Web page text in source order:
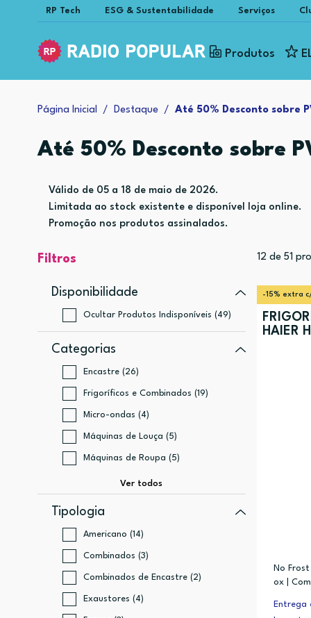
RP Tech ESG & Sustentabilidade Serviços
Produtos
Página Inicial Destaque Até 50% Desconto sobre
Até 50% Desconto sobre
Válido de 05 a 18 de maio de 2026.
Limitada ao stock existente e disponível loja online.
Promoção nos produtos assinalados.
Filtros
Disponibilidade
Ocultar Produtos Indisponíveis (49)
Categorias
Encastre (26)
Frigoríficos e Combinados (19)
Micro-ondas (4)
Máquinas de Louça (5)
Máquinas de Roupa (5)
Tipologia
Americano (14)
Combinados (3)
Combinados de Encastre (2)
Exaustores (4)
12 de 51
-15% extra
HAIER
No
ox |
Entrega